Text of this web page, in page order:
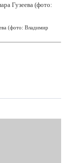
(фото: Владимир